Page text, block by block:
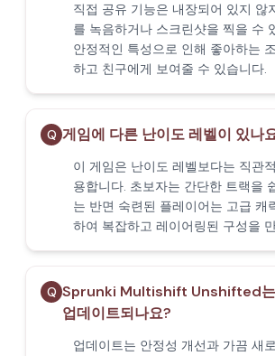
직접 공유 기능은 내장되어 있지 않
를 녹음하거나 스크린샷을 찍을 수
안정적인 특성으로 인해 좋아하는
하고 친구에게 보여줄 수 있습니다.
Q 게임에 다른 난이도 레벨이 있나
이 게임은 난이도 레벨보다는 직관
용합니다. 초보자는 간단한 트랙을
는 반면 숙련된 플레이어는 고급 캐
하여 복잡하고 레이어링된 구성을
Q Sprunki Multishift Unshifted는
업데이트되나요?
업데이트는 안정성 개선과 가끔 새